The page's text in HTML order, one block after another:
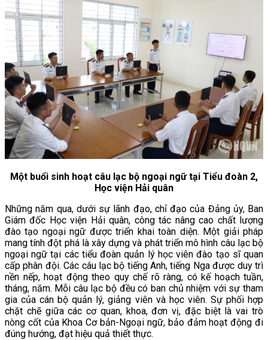
Một buổi sinh hoạt câu lạc bộ ngoại ngữ tại Tiểu đoàn 2,
Học viện Hải quân
Những năm qua, dưới sự lãnh đạo, chỉ đạo của Đảng ủy, Ban
Giám đốc Học viện Hải quân, công tác nâng cao chất lượng
đào tạo ngoại ngữ được triển khai toàn diện. Một giải pháp
mang tính đột phá là xây dựng và phát triển mô hình câu lạc bộ
ngoại ngữ tại các tiểu đoàn quản lý học viên đào tạo sĩ quan
cấp phân đội. Các câu lạc bộ tiếng Anh, tiếng Nga được duy trì
nền nếp, hoạt động theo quy chế rõ ràng, có kế hoạch tuần,
tháng, năm. Mỗi câu lạc bộ đều có ban chủ nhiệm với sự tham
gia của cán bộ quản lý, giảng viên và học viên. Sự phối hợp
chặt chẽ giữa các cơ quan, khoa, đơn vị, đặc biệt là vai trò
nòng cốt của Khoa Cơ bản-Ngoại ngữ, bảo đảm hoạt động đi
đúng hướng, đạt hiệu quả thiết thực.